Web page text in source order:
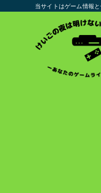
当サイトはゲーム情報